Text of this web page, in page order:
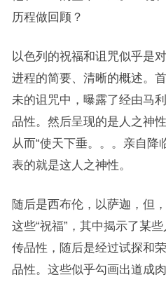
历程做回顾？
以色列的祝福和诅咒似乎是
进程的简要、清晰的概述。
未的诅咒中，曝露了经由马
品性。然后呈现的是人之神
从而“使天下垂。。。亲自降
表的就是这人之神性。
随后是西布伦，以萨迦，但
这些“祝福”，其中揭示了某
传品性，随后是经过试探和
品性。这些似乎勾画出道成